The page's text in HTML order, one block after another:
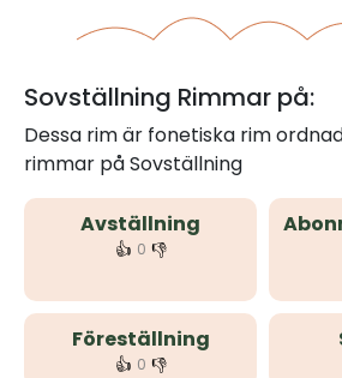
Sovställning Rimmar på:
Dessa rim är fonetiska rim
rimmar på Sovställning
Avställning
👍 0 👎
Föreställning
👍 0 👎